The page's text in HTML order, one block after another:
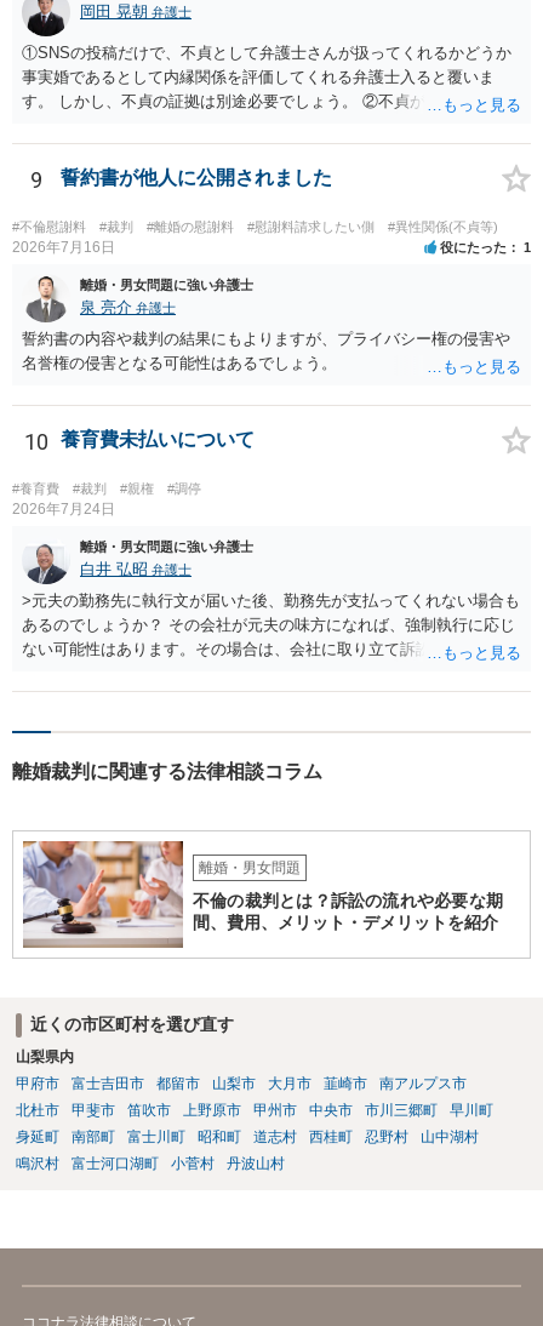
岡田 晃朝 弁護士
①SNSの投稿だけで、不貞として弁護士さんが扱ってくれるかどうか
事実婚であるとして内縁関係を評価してくれる弁護士入ると覆いま
す。 しかし、不貞の証拠は別途必要でしょう。 ②不貞が認められない
消にあたるかどうか そこは協議の余地はあるかもしれませんが、離婚
の場合も相互に帰責性が無ければ（立証できなければ）、慰謝料など
9 誓約書が他人に公開されました
#不倫慰謝料 #裁判 #離婚の慰謝料 #慰謝料請求したい側 #異性関係(不貞等)
2026年7月16日 役にたった 1
離婚・男女問題に強い弁護士
泉 亮介 弁護士
誓約書の内容や裁判の結果にもよりますが、プライバシー権の侵害や
名誉権の侵害となる可能性はあるでしょう。
10 養育費未払いについて
#養育費 #裁判 #親権 #調停
2026年7月24日
離婚・男女問題に強い弁護士
白井 弘昭 弁護士
>元夫の勤務先に執行文が届いた後、勤務先が支払ってくれない場合も
あるのでしょうか？ その会社が元夫の味方になれば、強制執行に応じ
ない可能性はあります。その場合は、会社に取り立て訴訟を行うこと
押さえ、元夫名義の車の差し押さえ競売などを検討します。 ＞何もで
す。 ＞他の弁護士さんに再度依頼できるのでしょうか？ できます。た
離婚裁判に関連する法律相談コラム
離婚・男女問題
不倫の裁判とは？訴訟の流れや必要な期
間、費用、メリット・デメリットを紹介
近くの市区町村を選び直す
山梨県内
甲府市
富士吉田市 都留市 山梨市 大月市 韮崎市
南アルプス市
北杜市
甲斐市 笛吹市 上野原市 甲州市 中央市 市川三郷町
早川町
身延町
南部町 富士川町 昭和町 道志村 西桂町 忍野村
山中湖村
鳴沢村
富士河口湖町 小菅村 丹波山村